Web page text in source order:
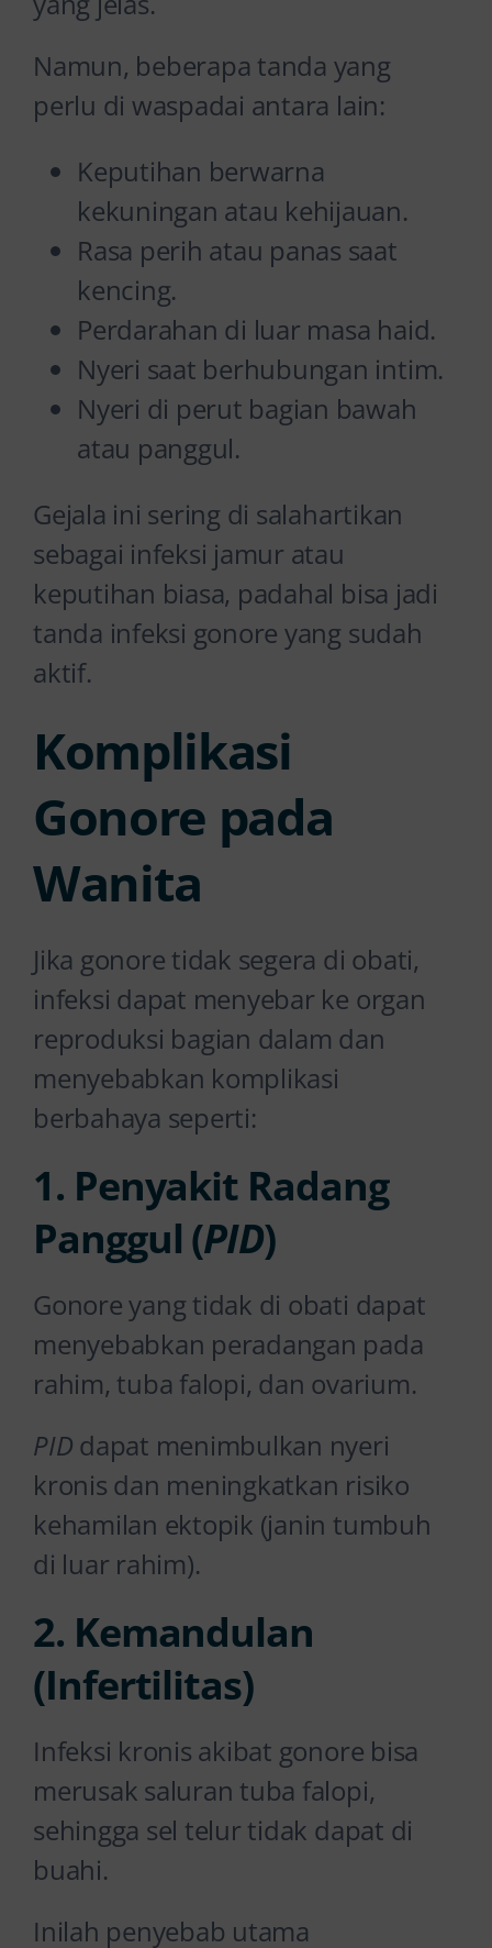
Namun, beberapa tanda yang
perlu di waspadai antara lain:
Keputihan berwarna
kekuningan atau kehijauan.
Rasa perih atau panas saat
kencing.
Perdarahan di luar masa haid.
Nyeri saat berhubungan intim.
Nyeri di perut bagian bawah
atau panggul.
Gejala ini sering di salahartikan
sebagai infeksi jamur atau
keputihan biasa, padahal bisa jadi
tanda infeksi gonore yang sudah
aktif.
Komplikasi
Gonore pada
Wanita
Jika gonore tidak segera di obati,
infeksi dapat menyebar ke organ
reproduksi bagian dalam dan
menyebabkan komplikasi
berbahaya seperti:
1. Penyakit Radang
Panggul (PID)
Gonore yang tidak di obati dapat
menyebabkan peradangan pada
rahim, tuba falopi, dan ovarium.
PID dapat menimbulkan nyeri
kronis dan meningkatkan risiko
kehamilan ektopik (janin tumbuh
di luar rahim).
2. Kemandulan
(Infertilitas)
Infeksi kronis akibat gonore bisa
merusak saluran tuba falopi,
sehingga sel telur tidak dapat di
buahi.
Inilah penyebab utama